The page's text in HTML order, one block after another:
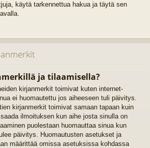
käytä tarkennettua hakua ja täytä sen
ja tilaamisella?
kirjanmerkit toimivat kuten internet-
ei huomautettu jos aiheeseen tuli päivitys.
kirjanmerkit toimivat samaan tapaan kuin
ilmoituksen kun aihe josta sinulla on
puolestaan huomauttaa sinua kun
päivitys. Huomautusten asetukset ja
määrittää omissa asetuksissa kohdassa